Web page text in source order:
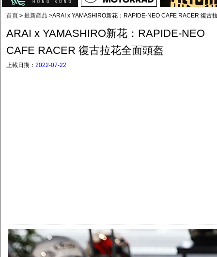
首頁 > 最新産品 >ARAI x YAMASHIRO新花：RAPIDE-NEO CAFE RACER 復古
ARAI x YAMASHIRO新花：RAPIDE-NEO
CAFE RACER 復古拉花全面頭盔
上載日期： 2022-07-22